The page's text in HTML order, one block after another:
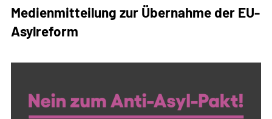
EU-
Asylpakts
Medienmitteilung zur Übernahme der EU-
Asylreform